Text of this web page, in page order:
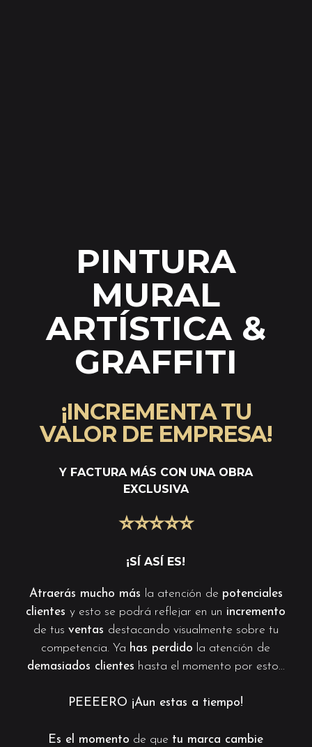
PINTURA
MURAL
ARTÍSTICA &
GRAFFITI
¡INCREMENTA TU
VALOR DE EMPRESA!
Y FACTURA MÁS CON UNA OBRA
EXCLUSIVA
⭐️⭐️⭐️⭐️⭐️
¡SÍ ASÍ ES!
Atraerás mucho más la atención de potenciales
clientesy esto se podrá reflejar en un incremento
de tus ventas destacando visualmente sobre tu
competencia. Ya has perdido la atención de
demasiados clientes hasta el momento por esto…
PEEEERO ¡Aun estas a tiempo!
Es el momento de que tu marca cambie